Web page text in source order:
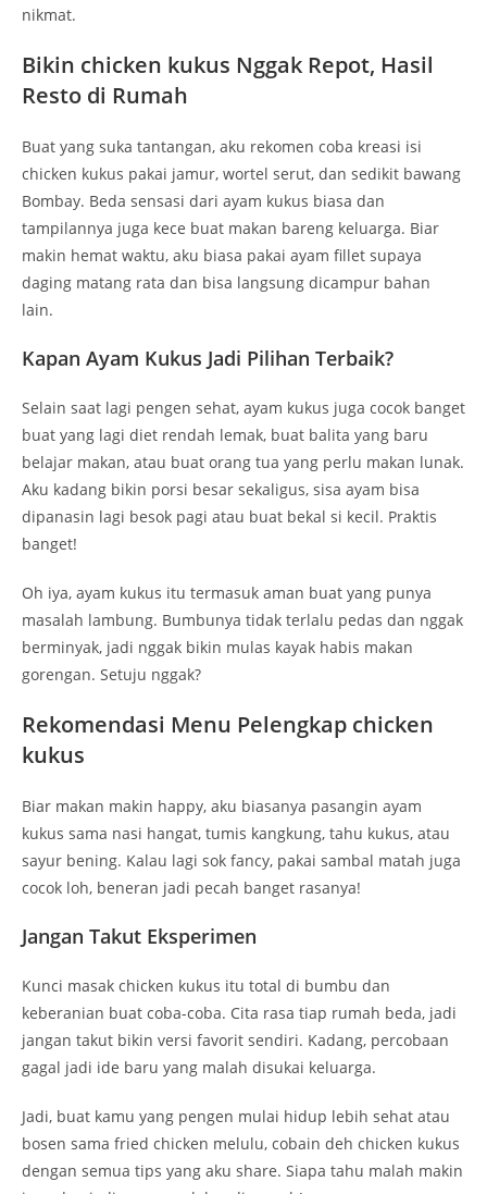
nikmat.
Bikin chicken kukus Nggak Repot, Hasil
Resto di Rumah
Buat yang suka tantangan, aku rekomen coba kreasi isi
chicken kukus pakai jamur, wortel serut, dan sedikit bawang
Bombay. Beda sensasi dari ayam kukus biasa dan
tampilannya juga kece buat makan bareng keluarga. Biar
makin hemat waktu, aku biasa pakai ayam fillet supaya
daging matang rata dan bisa langsung dicampur bahan
lain.
Kapan Ayam Kukus Jadi Pilihan Terbaik?
Selain saat lagi pengen sehat, ayam kukus juga cocok banget
buat yang lagi diet rendah lemak, buat balita yang baru
belajar makan, atau buat orang tua yang perlu makan lunak.
Aku kadang bikin porsi besar sekaligus, sisa ayam bisa
dipanasin lagi besok pagi atau buat bekal si kecil. Praktis
banget!
Oh iya, ayam kukus itu termasuk aman buat yang punya
masalah lambung. Bumbunya tidak terlalu pedas dan nggak
berminyak, jadi nggak bikin mulas kayak habis makan
gorengan. Setuju nggak?
Rekomendasi Menu Pelengkap chicken
kukus
Biar makan makin happy, aku biasanya pasangin ayam
kukus sama nasi hangat, tumis kangkung, tahu kukus, atau
sayur bening. Kalau lagi sok fancy, pakai sambal matah juga
cocok loh, beneran jadi pecah banget rasanya!
Jangan Takut Eksperimen
Kunci masak chicken kukus itu total di bumbu dan
keberanian buat coba-coba. Cita rasa tiap rumah beda, jadi
jangan takut bikin versi favorit sendiri. Kadang, percobaan
gagal jadi ide baru yang malah disukai keluarga.
Jadi, buat kamu yang pengen mulai hidup lebih sehat atau
bosen sama fried chicken melulu, cobain deh chicken kukus
dengan semua tips yang aku share. Siapa tahu malah makin